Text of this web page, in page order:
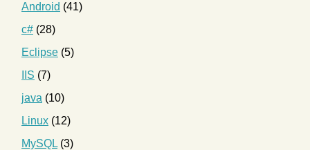
Android (41)
c# (28)
Eclipse (5)
IIS (7)
java (10)
Linux (12)
MySQL (3)